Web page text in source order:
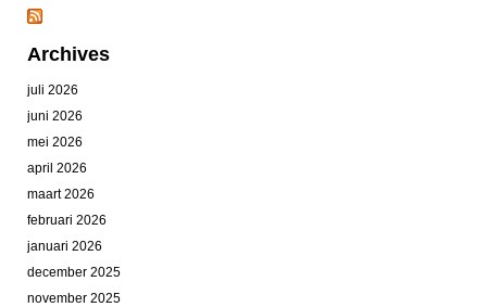
Archives
juli 2026
juni 2026
mei 2026
april 2026
maart 2026
februari 2026
januari 2026
december 2025
november 2025